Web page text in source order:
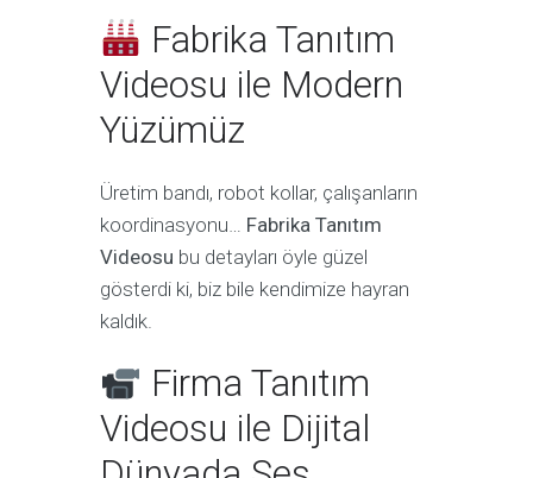
Fabrika Tanıtım
Videosu ile Modern
Yüzümüz
Üretim bandı, robot kollar, çalışanların
koordinasyonu… Fabrika Tanıtım
Videosu bu detayları öyle güzel
gösterdi ki, biz bile kendimize hayran
kaldık.
Firma Tanıtım
Videosu ile Dijital